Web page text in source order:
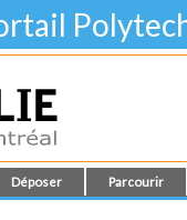
Déposer Parcourir